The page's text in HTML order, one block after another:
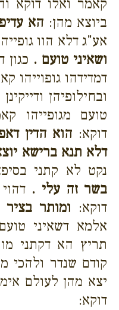
קאמר ואלו דוקא
ביוצא מהן: הא
אע"ג דלא הוו
ושאיני טועם .
דמדידהו גופוייהו
ובחילופיהן
טועם מגופייהו
דוקא: הוא הדין
דלא תנא ברישא
נקט לא קתני
בשר זה עלי .
דוקא: ומותר בציר
אלמא דשאיני
תריץ הא דקתני
קודם שנדר
יצא מהן לעולם
דוקא: